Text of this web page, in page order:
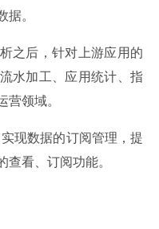
据。
之后，针对上游应用的
水加工、应用统计、指
营领域。
现数据的订阅管理，提
看、订阅功能。